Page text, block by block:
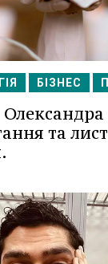
БІЗНЕС
та